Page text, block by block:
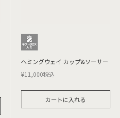
ヘミングウェイ カップ&ソーサー
¥11,000税込
カートに入れる